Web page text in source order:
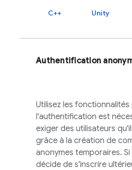
C++
Unity
Authentification
Utilisez les fonctionnalités
l'authentification est
exiger des utilisateurs
grâce à la création de
anonymes temporaires.
décide de s'inscrire